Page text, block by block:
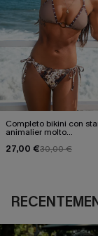
Completo bikini con
animalier molto
27,00 €30,00 €